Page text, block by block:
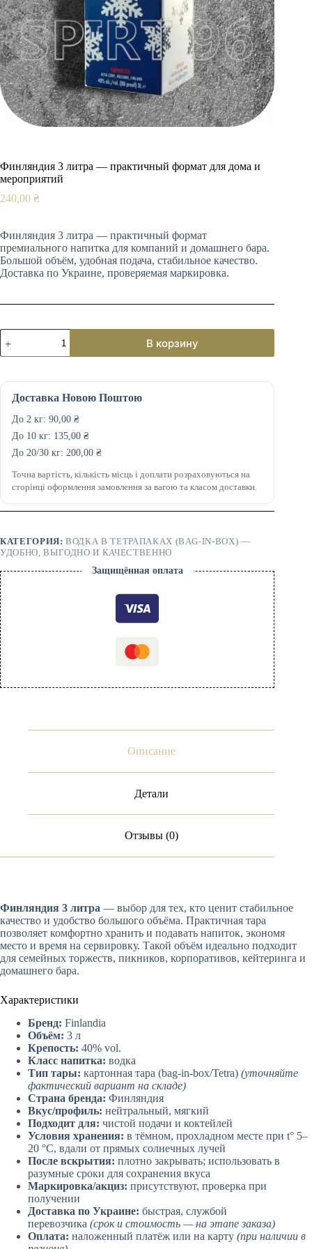
Финляндия 3 литра — практичный формат для дома и
мероприятий
240,00 ₴
Финляндия 3 литра — практичный формат
премиального напитка для компаний и домашнего бара.
Большой объём, удобная подача, стабильное качество.
Доставка по Украине, проверяемая маркировка.
Количество
товара
Финляндия
литра
практичный
формат
дома
В корзину
Доставка Новою Поштою
До 2 кг: 90,00 ₴
До 10 кг: 135,00 ₴
До 20/30 кг: 200,00 ₴
Точна вартість, кількість місць і доплати розраховуються на
сторінці оформлення замовлення за вагою та класом доставки.
КАТЕГОРИЯ:ВОДКА В ТЕТРАПАКАХ (BAG-IN-BOX) —
УДОБНО, ВЫГОДНО И КАЧЕСТВЕННО
Защищённая оплата
Описание
Детали
Отзывы (0)
Финляндия 3 литра — выбор для тех, кто ценит стабильное
качество и удобство большого объёма. Практичная тара
позволяет комфортно хранить и подавать напиток, экономя
место и время на сервировку. Такой объём идеально подходит
для семейных торжеств, пикников, корпоративов, кейтеринга и
домашнего бара.
Характеристики
Бренд: Finlandia
Объём: 3 л
Крепость: 40% vol.
Класс напитка: водка
Тип тары: картонная тара (bag-in-box/Tetra) (уточняйте
фактический вариант на складе)
Страна бренда: Финляндия
Вкус/профиль: нейтральный, мягкий
Подходит для: чистой подачи и коктейлей
Условия хранения: в тёмном, прохладном месте при t° 5–
20 °C, вдали от прямых солнечных лучей
После вскрытия: плотно закрывать; использовать в
разумные сроки для сохранения вкуса
Маркировка/акциз: присутствуют, проверка при
получении
Доставка по Украине: быстрая, службой
перевозчика (срок и стоимость — на этапе заказа)
Оплата: наложенный платёж или на карту (при наличии в